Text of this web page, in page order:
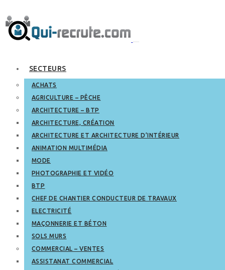
SECTEURS
ACHATS
AGRICULTURE – PÊCHE
ARCHITECTURE – BTP
ARCHITECTURE, CRÉATION
ARCHITECTURE ET ARCHITECTURE D’INTÉRIEUR
ANIMATION MULTIMÉDIA
MODE
PHOTOGRAPHIE ET VIDÉO
BTP
CHEF DE CHANTIER CONDUCTEUR DE TRAVAUX
ELECTRICITÉ
MAÇONNERIE ET BÉTON
SOLS MURS
COMMERCIAL – VENTES
ASSISTANAT COMMERCIAL